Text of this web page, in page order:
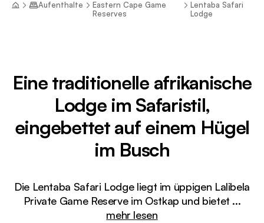
Aufenthalte
Eastern Cape Game
Reserves
Lentaba Safari
Lodge
Eine traditionelle afrikanische
Lodge im Safaristil,
eingebettet auf einem Hügel
im Busch
Die Lentaba Safari Lodge liegt im üppigen Lalibela
Private Game Reserve im Ostkap und bietet ...
mehr lesen